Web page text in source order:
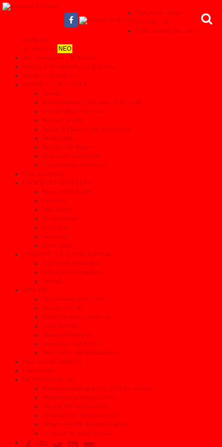
Τιμές Καινούριων
αυτοκινήτων
Τιμές Leasing για όλες τις
κατηγορίες
αυτοκινήτων ΝΕΟ
Test Συνεργείων - Το θαύμα!
Αξίζουν ή δεν αξίζουν τα λεφτά τους
Απόψεις - Αναλύσεις
ΔΟΚΙΜΕΣ - ΣΥΓΚΡΙΤΙΚΑ
Δοκιμές
Αποκαλυπτικά Συγκριτικά σε 11 τομείς
Συγκριτικά αυτοκινήτων
Μεγάλες δοκιμές
Αρθρα & Ερευνες της AUTOBILD
Τα καλύτερα
Αγοραστικά θέματα
Ηλεκτρικά αυτοκίνητα
Παρουσιάσεις Μοντέλων
Όλες οι ειδήσεις
ΠΡΟΙΟΝΤΑ & ΥΠΗΡΕΣΙΕΣ
Βρες Επαγγελματία
Ελαστικά
After sales
Ανταλλακτικά
Συνεργεία
Αξεσουάρ
Φανοποιεία
ΣΥΜΒΟΥΛΕΣ & ΤΕΧΝΙΚΑ ΑΡΘΡΑ
Συμβουλές οικονομίας
Οδηγείστε με ασφάλεια
Τεχνικά
ΧΡΗΣΙΜΑ
Τέλη κυκλοφορίας 2026
Τεκμήρια 2026
Μεταβίβαση αυτοκινήτου
Τιμές Διοδίων
Τηλέφωνα Ανάγκης
Δικαιολογητικά ΚΤΕΟ
Δικαιολογητικά Ανακύκλωσης
Ηλεκτρονικές εκδόσεις
Επικοινωνία
ΜΕΤΑΧΕΙΡΙΣΜΕΝΟ
Μεταχειρισμένα μέχρι και 35% φτηνότερα
Αναζήτηση μεταχειρισμένου
Δοκιμές Μεταχειρισμένων
Αγοράζοντας Μεταχειρισμένο
Οδηγός Αγοράς Μεταχειρισμένου
Έμποροι Μεταχειρισμένων